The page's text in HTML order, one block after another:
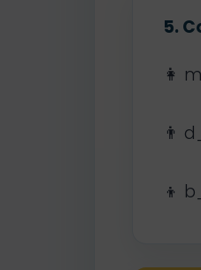
5.
👩
👨 d_
👦